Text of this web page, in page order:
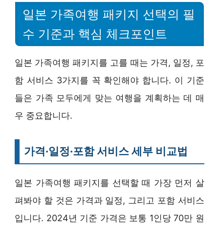
일본 가족여행 패키지 선택의 필
수 기준과 핵심 체크포인트
일본 가족여행 패키지를 고를 때는 가격, 일정, 포
함 서비스 3가지를 꼭 확인해야 합니다. 이 기준
들은 가족 모두에게 맞는 여행을 계획하는 데 매
우 중요합니다.
가격·일정·포함 서비스 세부 비교법
일본 가족여행 패키지를 선택할 때 가장 먼저 살
펴봐야 할 것은 가격과 일정, 그리고 포함 서비스
입니다. 2024년 기준 가격은 보통 1인당 70만 원